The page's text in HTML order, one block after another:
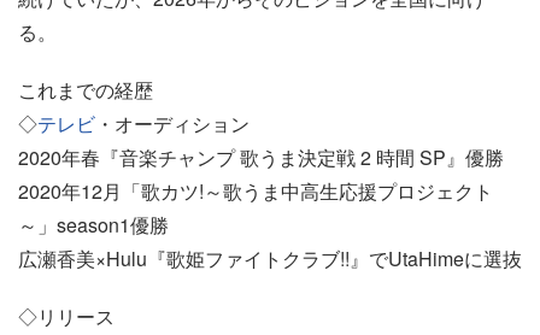
る。
これまでの経歴
◇テレビ ・オーディション
2020年春『音楽チャンプ 歌うま決定戦 2 時間 SP』優勝
2020年12月「歌カツ!～歌うま中高生応援プロジェクト
～」season1優勝
広瀬香美×Hulu『歌姫ファイトクラブ!!』でUtaHimeに選抜
◇リリース